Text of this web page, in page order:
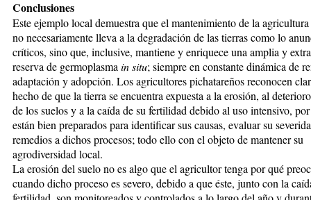
Conclusiones
Este ejemplo local demuestra que el mantenimiento de la
no necesariamente lleva a la degradación de las tierras como lo
críticos, sino que, inclusive, mantiene y enriquece una amplia y
reserva de germoplasma in situ; siempre en constante dinámica de
adaptación y adopción. Los agricultores pichatareños reconocen
hecho de que la tierra se encuentra expuesta a la erosión, al
de los suelos y a la caída de su fertilidad debido al uso intensivo,
están bien preparados para identificar sus causas, evaluar su
remedios a dichos procesos; todo ello con el objeto de mantener su
agrodiversidad local.
La erosión del suelo no es algo que el agricultor tenga por qué
cuando dicho proceso es severo, debido a que éste, junto con la